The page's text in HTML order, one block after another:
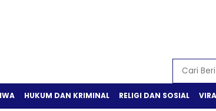
HUKUM DAN KRIMINAL RELIGI DAN SOSIAL